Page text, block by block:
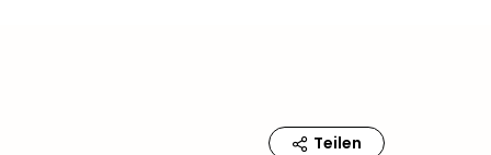
Teilen